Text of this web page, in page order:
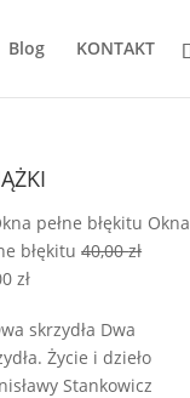
Blog KONTAKT
Okna
błękitu 40,00zł
zł.
złAktualna
wynosi:
35,00 zł.
Dwa
Życie i dzieło
Stankowicz